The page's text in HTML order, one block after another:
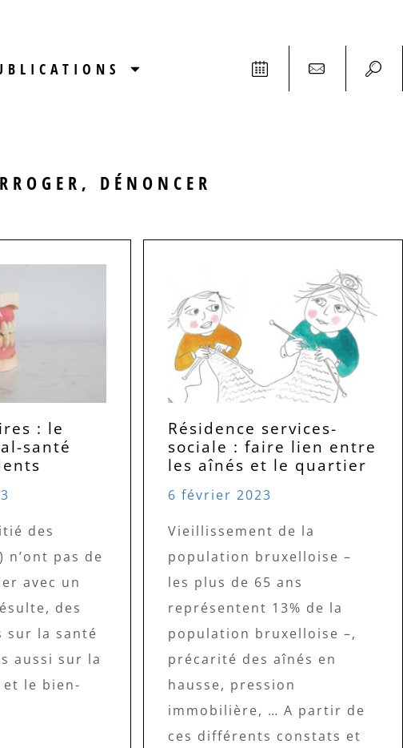
DÉNONCER
: le
santé
des
n’ont pas de
avec un
des
sur la santé
aussi sur la
le bien-
Résidence services-
sociale : faire lien entre
les aînés et le quartier
6 février 2023
Vieillissement de la
population bruxelloise –
les plus de 65 ans
représentent 13% de la
population bruxelloise –,
précarité des aînés en
hausse, pression
immobilière, … A partir de
ces différents constats et